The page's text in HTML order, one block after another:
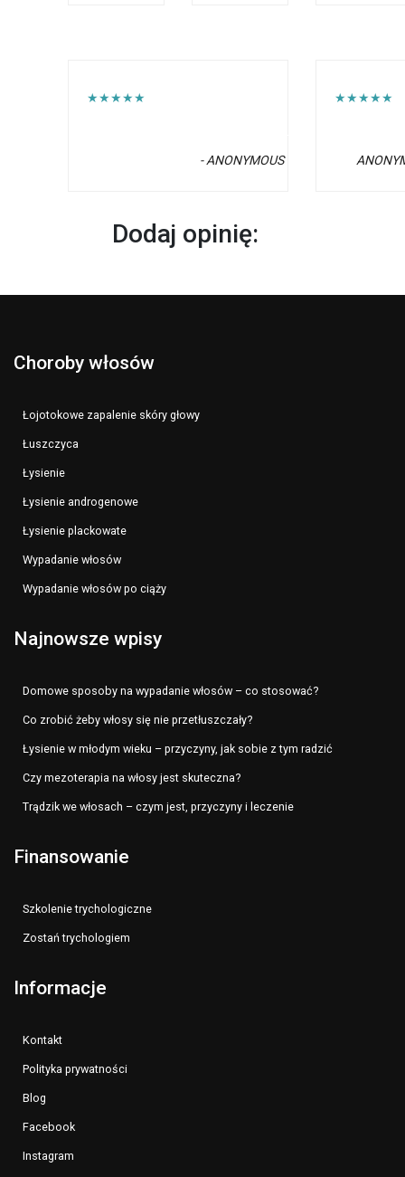
★★★★★
- ANONYMOUS
★★★★★
Dodaj opinię:
Choroby włosów
Łojotokowe zapalenie skóry głowy
Łuszczyca
Łysienie
Łysienie androgenowe
Łysienie plackowate
Wypadanie włosów
Wypadanie włosów po ciąży
Najnowsze wpisy
Domowe sposoby na wypadanie włosów – co stosować?
Co zrobić żeby włosy się nie przetłuszczały?
Łysienie w młodym wieku – przyczyny, jak sobie z tym radzić
Czy mezoterapia na włosy jest skuteczna?
Trądzik we włosach – czym jest, przyczyny i leczenie
Finansowanie
Szkolenie trychologiczne
Zostań trychologiem
Informacje
Kontakt
Polityka prywatności
Blog
Facebook
Instagram